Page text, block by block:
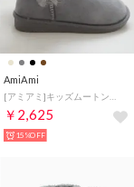
AmiAmi
￥2,625
15%OFF